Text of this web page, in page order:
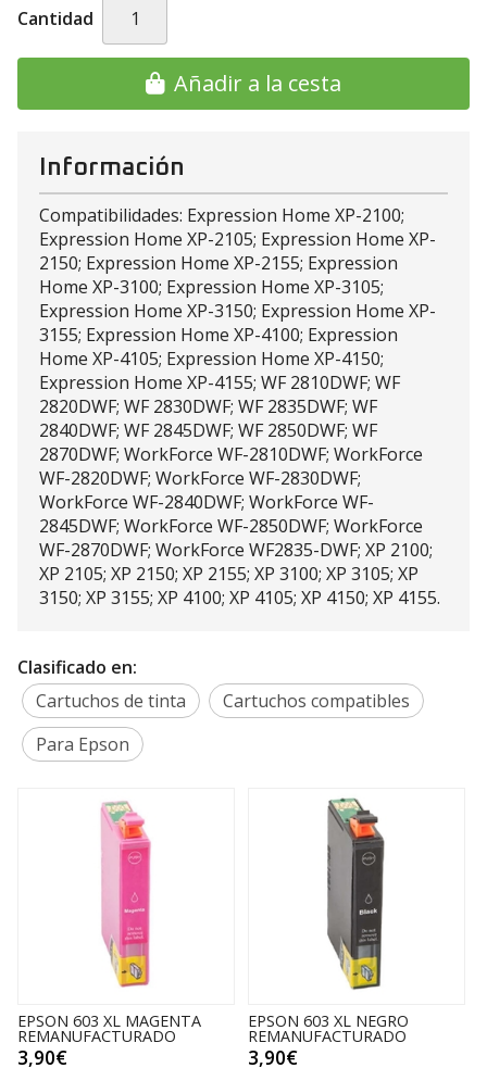
Cantidad
Añadir a la cesta
Información
Compatibilidades: Expression Home XP-2100;
Expression Home XP-2105; Expression Home XP-
2150; Expression Home XP-2155; Expression
Home XP-3100; Expression Home XP-3105;
Expression Home XP-3150; Expression Home XP-
3155; Expression Home XP-4100; Expression
Home XP-4105; Expression Home XP-4150;
Expression Home XP-4155; WF 2810DWF; WF
2820DWF; WF 2830DWF; WF 2835DWF; WF
2840DWF; WF 2845DWF; WF 2850DWF; WF
2870DWF; WorkForce WF-2810DWF; WorkForce
WF-2820DWF; WorkForce WF-2830DWF;
WorkForce WF-2840DWF; WorkForce WF-
2845DWF; WorkForce WF-2850DWF; WorkForce
WF-2870DWF; WorkForce WF2835-DWF; XP 2100;
XP 2105; XP 2150; XP 2155; XP 3100; XP 3105; XP
3150; XP 3155; XP 4100; XP 4105; XP 4150; XP 4155.
Clasificado en:
Cartuchos de tinta
Cartuchos compatibles
Para Epson
EPSON 603 XL NEGRO
REMANUFACTURADO
3,90€
EPSON 603 XL CIAN
REMANUFACTURADO
3,90€